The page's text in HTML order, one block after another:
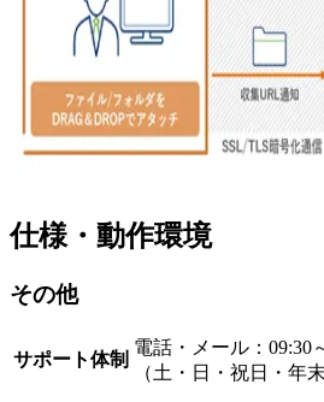
仕様・動作環境
その他
サポート体制
電話・メール：09:30
（土・日・祝日・年